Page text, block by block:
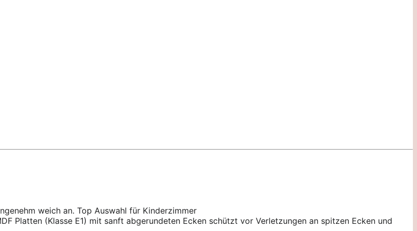
weich an. Top Auswahl für Kinderzimmer
Platten (Klasse E1) mit sanft abgerundeten Ecken schützt vor Verletzungen an spitzen Ecken und